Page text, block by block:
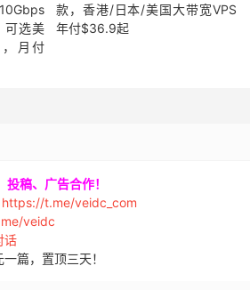
可选美
月付
款，香港/日本/美国大带宽VPS
年付$36.9起
稿、广告合作！
https://t.me/veidc_com
veidc
话
篇，置顶三天！